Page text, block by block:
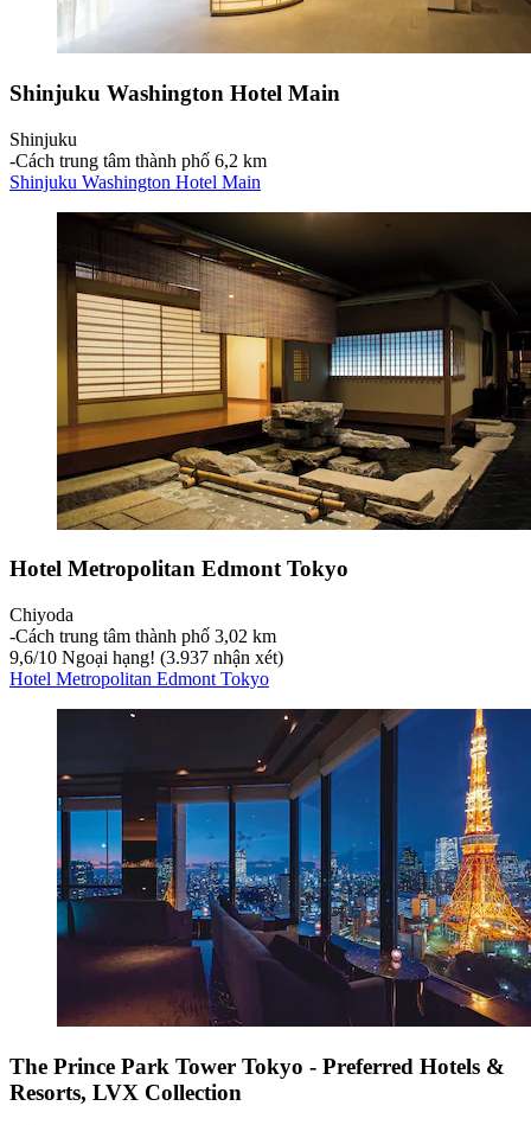
Shinjuku Washington Hotel Main
Shinjuku
‐Cách trung tâm thành phố 6,2 km
Shinjuku Washington Hotel Main
Hotel Metropolitan Edmont Tokyo
Chiyoda
‐Cách trung tâm thành phố 3,02 km
9,6/10 Ngoại hạng! (3.937 nhận xét)
Hotel Metropolitan Edmont Tokyo
The Prince Park Tower Tokyo - Preferred Hotels &
Resorts, LVX Collection